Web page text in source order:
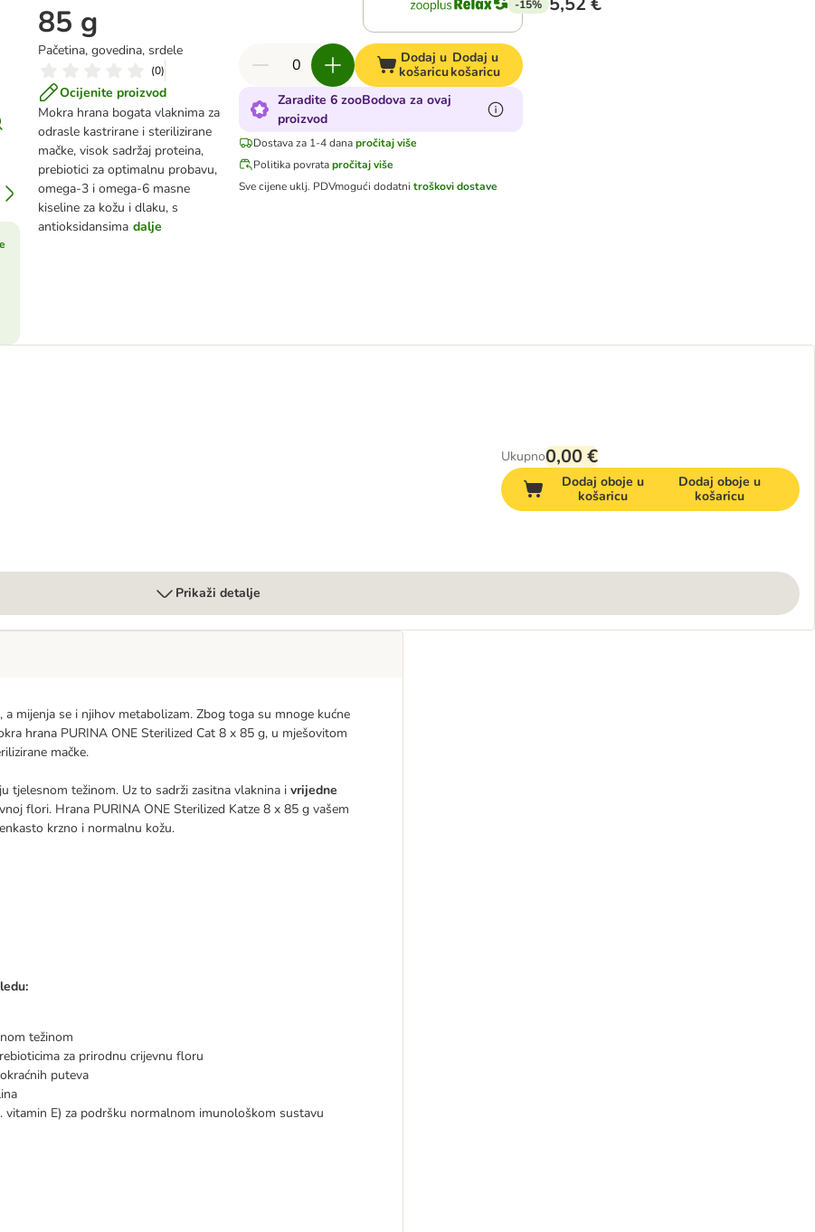
85 g
Pačetina, govedina, srdele
(0)
Ocijenite proizvod
Mokra hrana bogata vlaknima za
odrasle kastrirane i sterilizirane
mačke, visok sadržaj proteina,
prebiotici za optimalnu probavu,
omega-3 i omega-6 masne
kiseline za kožu i dlaku, s
antioksidansima dalje
-15%
Dodaj u
košaricu
Dodaj u
košaricu
Zaradite 6 zooBodova za ovaj
proizvod
Dostava za 1-4 dana pročitaj više
Politika povrata pročitaj više
Sve cijene uklj. PDVmogući dodatni troškovi dostave
Ukupno0,00 €
Dodaj oboje u
košaricu
Dodaj oboje u
košaricu
Prikaži detalje
mijenja se i njihov metabolizam. Zbog toga su mnoge kućne
hrana PURINA ONE Sterilized Cat 8 x 85 g, u mješovitom
mačke.
tjelesnom težinom. Uz to sadrži zasitna vlaknina i vrijedne
flori. Hrana PURINA ONE Sterilized Katze 8 x 85 g vašem
krzno i normalnu kožu.
težinom
za prirodnu crijevnu floru
puteva
vitamin E) za podršku normalnom imunološkom sustavu